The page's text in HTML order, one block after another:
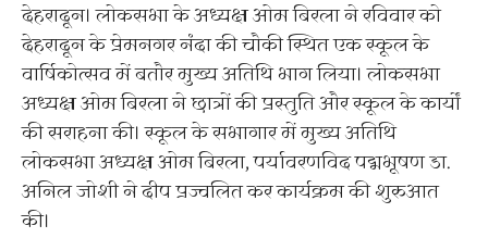
देहरादून। लोकसभा के अध्यक्ष ओम बिरला ने रविवार को
देहरादून के प्रेमनगर नंदा की चौकी स्थित एक स्कूल के
वार्षिकोत्सव में बतौर मुख्य अतिथि भाग लिया। लोकसभा
अध्यक्ष ओम बिरला ने छात्रों की प्रस्तुति और स्कूल के कार्यों
की सराहना की। स्कूल के सभागार में मुख्य अतिथि
लोकसभा अध्यक्ष ओम बिरला, पर्यावरणविद पद्मभूषण डा.
अनिल जोशी ने दीप प्रज्वलित कर कार्यक्रम की शुरुआत
की।